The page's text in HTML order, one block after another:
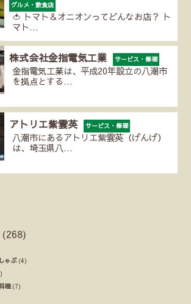
グルメ・飲食店
🍅 トマト＆オニオンってどんなお店？ ト
マト…
株式会社金指電気工業 サービス・修理
金指電気工業は、平成20年設立の八潮市
を拠点とする…
アトリエ紫雲英 サービス・修理
八潮市にあるアトリエ紫雲英（げんげ）
は、埼玉県八…
(268)
ゃぶ(4)
理(7)